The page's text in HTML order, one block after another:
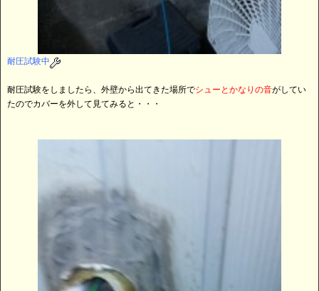
耐圧試験中
耐圧試験をしましたら、外壁から出てきた場所でシューとかなりの音がしてい
たのでカバーを外して見てみると・・・